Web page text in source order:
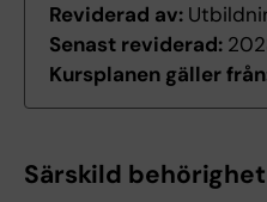
Reviderad av:
Senast reviderad:
Kursplanen gäller
Särskild behörighet